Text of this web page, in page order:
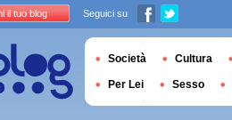
il tuo blog Seguici su
Società Cultura
Per Lei Sesso